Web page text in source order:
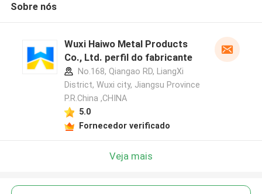
Sobre nós
Wuxi Haiwo Metal Products
Co., Ltd. perfil do fabricante
No.168, Qiangao RD, LiangXi
District, Wuxi city, Jiangsu Province
P.R.China ,CHINA
5.0
Fornecedor verificado
Veja mais